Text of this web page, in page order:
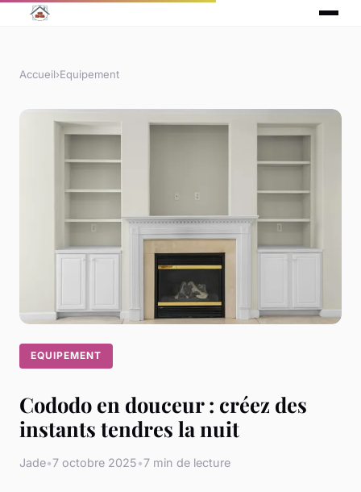
Accueil›Equipement
EQUIPEMENT
Cododo en douceur : créez des
instants tendres la nuit
Jade•7 octobre 2025•7 min de lecture